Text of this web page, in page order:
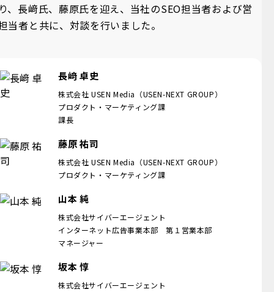
、長﨑氏、藤原氏を迎え、当社のSEO担当者および営
当者と共に、対談を行いました。
長﨑 卓史
株式会社 USEN Media（USEN-NEXT GROUP）
プロダクト・マーケティング課
課長
藤原 祐司
株式会社 USEN Media（USEN-NEXT GROUP）
プロダクト・マーケティング課
山本 純
株式会社サイバーエージェント
インターネット広告事業本部 第１営業本部
マネージャー
坂本 惇
株式会社サイバーエージェント